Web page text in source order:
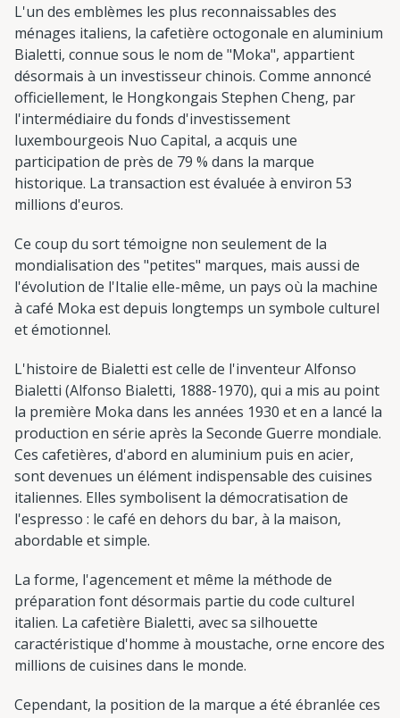
L'un des emblèmes les plus reconnaissables des
ménages italiens, la cafetière octogonale en aluminium
Bialetti, connue sous le nom de "Moka", appartient
désormais à un investisseur chinois. Comme annoncé
officiellement, le Hongkongais Stephen Cheng, par
l'intermédiaire du fonds d'investissement
luxembourgeois Nuo Capital, a acquis une
participation de près de 79 % dans la marque
historique. La transaction est évaluée à environ 53
millions d'euros.
Ce coup du sort témoigne non seulement de la
mondialisation des "petites" marques, mais aussi de
l'évolution de l'Italie elle-même, un pays où la machine
à café Moka est depuis longtemps un symbole culturel
et émotionnel.
L'histoire de Bialetti est celle de l'inventeur Alfonso
Bialetti (Alfonso Bialetti, 1888-1970), qui a mis au point
la première Moka dans les années 1930 et en a lancé la
production en série après la Seconde Guerre mondiale.
Ces cafetières, d'abord en aluminium puis en acier,
sont devenues un élément indispensable des cuisines
italiennes. Elles symbolisent la démocratisation de
l'espresso : le café en dehors du bar, à la maison,
abordable et simple.
La forme, l'agencement et même la méthode de
préparation font désormais partie du code culturel
italien. La cafetière Bialetti, avec sa silhouette
caractéristique d'homme à moustache, orne encore des
millions de cuisines dans le monde.
Cependant, la position de la marque a été ébranlée ces